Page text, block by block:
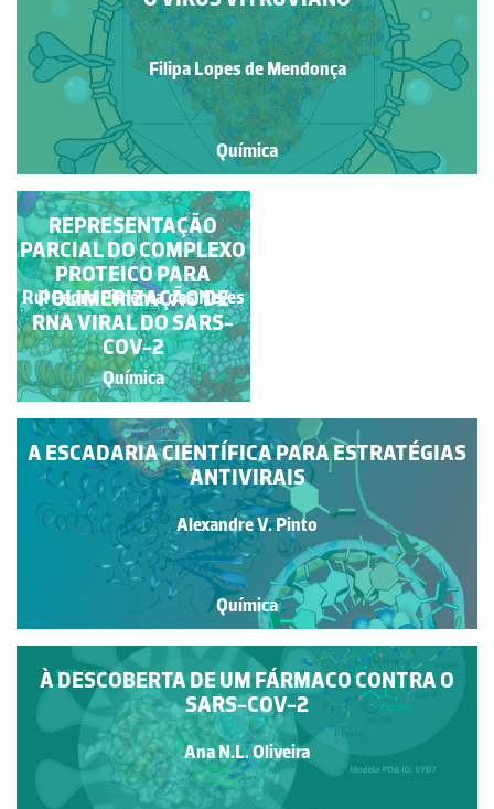
Filipa Lopes de Mendonça
Química
UMA RNA
POLIMERASE COM
FORMA DE MÃO
Matilde F. Viegas
Química
REPRESENTAÇÃO
PARCIAL DO COMPLEXO
PROTEICO PARA
POLIMERIZAÇÃO DE
RNA VIRAL DO SARS-
COV-2
Rui Pedro Pimenta das Neves
Química
A ESCADARIA CIENTÍFICA PARA ESTRATÉGIAS
ANTIVIRAIS
Alexandre V. Pinto
Química
À DESCOBERTA DE UM FÁRMACO CONTRA O
SARS-COV-2
Ana N.L. Oliveira